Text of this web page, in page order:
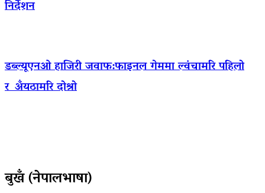
निर्देशन
डब्ल्यूएनओ हाजिरी जवाफ:फाइनल गेममा ल्वंचामरि पहिलो
र अँयठामरि दोश्रो
बुखँ (नेपालभाषा)